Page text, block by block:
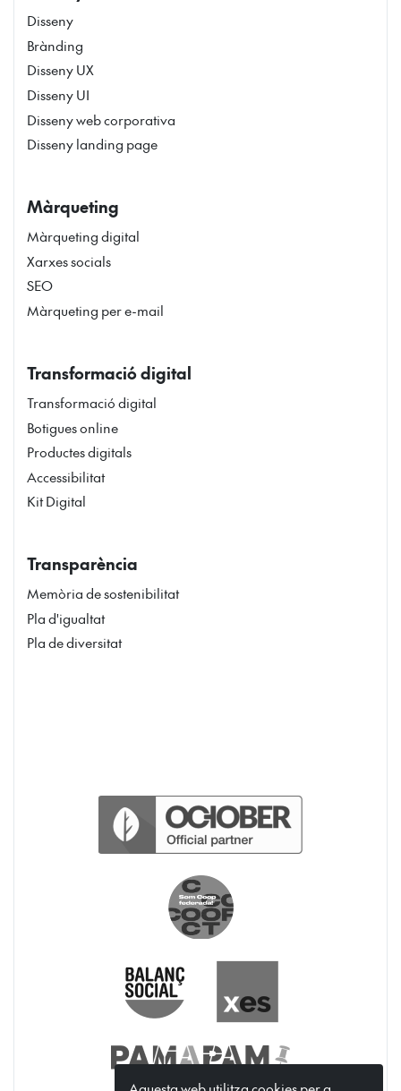
Disseny
Brànding
Disseny UX
Disseny UI
Disseny web corporativa
Disseny landing page
Màrqueting
Màrqueting digital
Xarxes socials
SEO
Màrqueting per e-mail
Transformació digital
Transformació digital
Botigues online
Productes digitals
Accessibilitat
Kit Digital
Transparència
Memòria de sostenibilitat
Pla d'igualtat
Pla de diversitat